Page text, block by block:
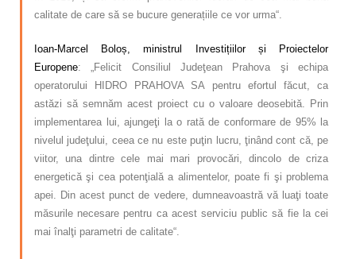
calitate de care să se bucure generațiile ce vor urma“.
Ioan-Marcel Boloș, ministrul Investițiilor și Proiectelor
Europene: „Felicit Consiliul Judeţean Prahova şi echipa
operatorului HIDRO PRAHOVA SA pentru efortul făcut, ca
astăzi să semnăm acest proiect cu o valoare deosebită. Prin
implementarea lui, ajungeţi la o rată de conformare de 95% la
nivelul judeţului, ceea ce nu este puţin lucru, ţinând cont că, pe
viitor, una dintre cele mai mari provocări, dincolo de criza
energetică şi cea potenţială a alimentelor, poate fi şi problema
apei. Din acest punct de vedere, dumneavoastră vă luaţi toate
măsurile necesare pentru ca acest serviciu public să fie la cei
mai înalţi parametri de calitate“.